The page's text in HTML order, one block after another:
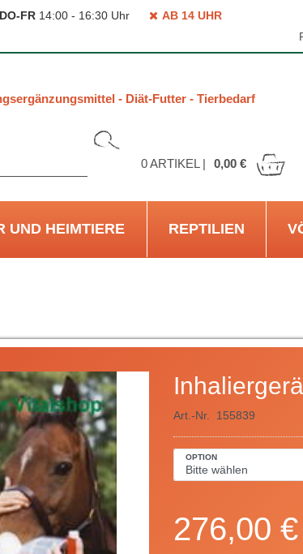
FR 14:00 - 16:30 Uhr
AB 14 UHR
- Diät-Futter - Tierbedarf
0ARTIKEL | 0,00 €
UND HEIMTIERE REPTILIEN
Art.-Nr. 155839
OPTION
276,00 €